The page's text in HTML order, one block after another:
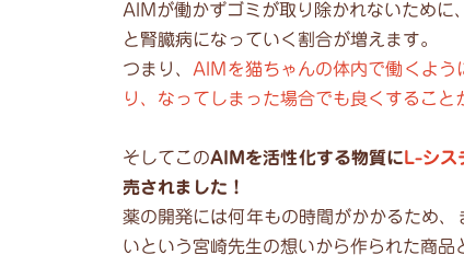
AIMが働かずゴミが取り除かれないため
と腎臓病になっていく割合が増えます。
つまり、 AIMを猫ちゃんの体内で働くよう
り、なってしまった場合でも良くすること
そしてこのAIMを活性化する物質に L-シス
売されました！
薬の開発には何年もの時間がかかるため
いという宮崎先生の想いから作られた商品